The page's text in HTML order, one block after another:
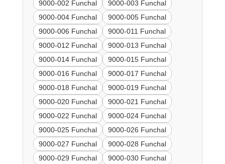
9000-002 Funchal
9000-003 Funchal
9000-004 Funchal
9000-005 Funchal
9000-006 Funchal
9000-011 Funchal
9000-012 Funchal
9000-013 Funchal
9000-014 Funchal
9000-015 Funchal
9000-016 Funchal
9000-017 Funchal
9000-018 Funchal
9000-019 Funchal
9000-020 Funchal
9000-021 Funchal
9000-022 Funchal
9000-024 Funchal
9000-025 Funchal
9000-026 Funchal
9000-027 Funchal
9000-028 Funchal
9000-029 Funchal
9000-030 Funchal